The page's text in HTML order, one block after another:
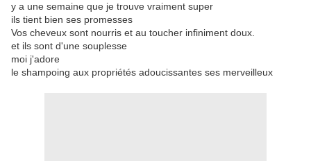
y a une semaine que je trouve vraiment super
ils tient bien ses promesses
Vos cheveux sont nourris et au toucher infiniment doux.
et ils sont d'une souplesse
moi j'adore
le shampoing aux propriétés adoucissantes ses merveilleux